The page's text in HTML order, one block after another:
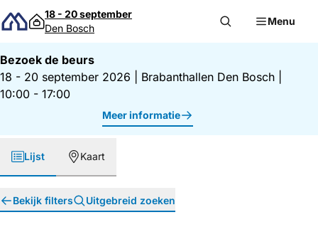
Direct naar inhoud
18 - 20 september
Den Bosch
Menu
Bezoek de beurs
18 - 20 september 2026
Brabanthallen Den Bosch
10:00 - 17:00
Meer informatie
Lijst Kaart
Bekijk filters Uitgebreid zoeken